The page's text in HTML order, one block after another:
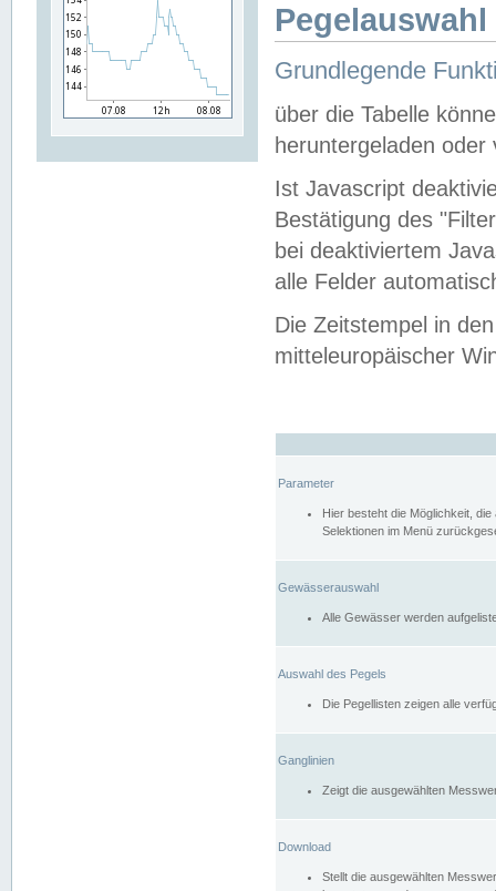
Grundlegende
über die Tabelle
heruntergeladen oder
Ist Javascript
Bestätigung des
bei deaktiviertem
alle Felder
Die Zeitstempel in
mitteleuropäischer
Parameter
Hier besteht die Möglichkeit,
Selektionen im Menü
Gewässerauswahl
Alle Gewässer werden
Auswahl des Pegels
Die Pegellisten zeigen alle
Ganglinien
Zeigt die ausgewählten
Download
Stellt die ausgewählten